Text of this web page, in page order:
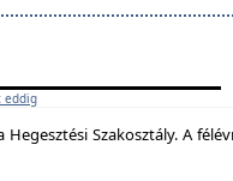
eddig
Szakosztály. A